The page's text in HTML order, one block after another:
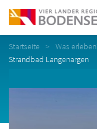
Startseite Was
Strandbad Langenargen